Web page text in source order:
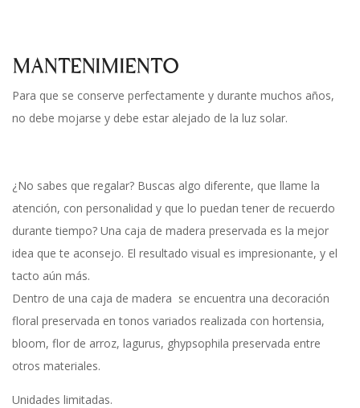
MANTENIMIENTO
Para que se conserve perfectamente y durante muchos años,
no debe mojarse y debe estar alejado de la luz solar.
¿No sabes que regalar? Buscas algo diferente, que llame la
atención, con personalidad y que lo puedan tener de recuerdo
durante tiempo? Una caja de madera preservada es la mejor
idea que te aconsejo. El resultado visual es impresionante, y el
tacto aún más.
Dentro de una caja de madera se encuentra una decoración
floral preservada en tonos variados realizada con hortensia,
bloom, flor de arroz, lagurus, ghypsophila preservada entre
otros materiales.
Unidades limitadas.